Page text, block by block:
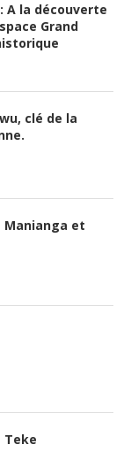
A la découverte
Grand
clé de la
Manianga et
Teke